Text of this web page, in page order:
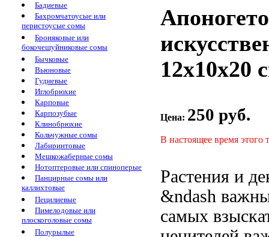
Бадиевые
Бахромчатоусые или
перистоусые сомы
Броняковые или
бокочешуйниковые сомы
Бычковые
Вьюновые
Гудиевые
Иглобрюхие
Карповые
Карпозубые
Клинобрюхие
Кольчужные сомы
Лабиринтовые
Мешкожаберные сомы
Нотоптеровые или спиноперые
Панцирные сомы или
каллихтовые
Пецилиевые
Пимелодовые или
плоскоголовые сомы
Полурылые
12x10x20
Цена: 250 руб.
В настоящее время этого
Растения и
&ndash
самых